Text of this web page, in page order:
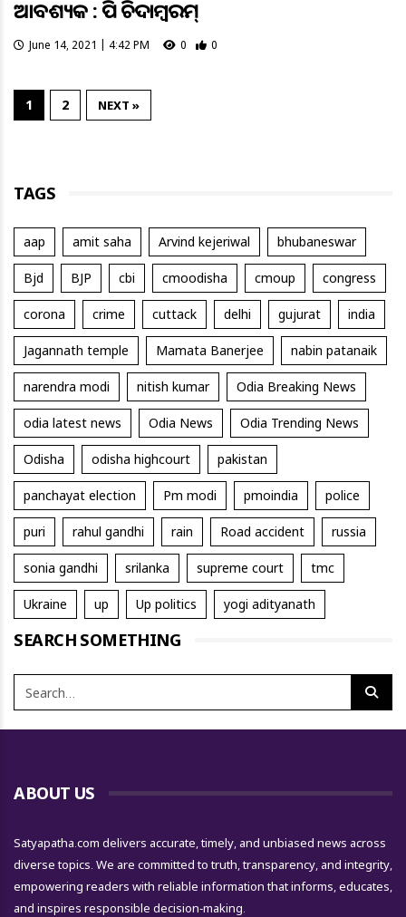
ଆବଶ୍ୟକ : ପି ଚିଦାମ୍ବରମ୍
June 14, 2021 | 4:42 PM 0 0
1 2 NEXT »
TAGS
aap amit saha Arvind kejeriwal bhubaneswar
Bjd BJP cbi cmoodisha cmoup congress
corona crime cuttack delhi gujurat india
Jagannath temple Mamata Banerjee nabin patanaik
narendra modi nitish kumar Odia Breaking News
odia latest news Odia News Odia Trending News
Odisha odisha highcourt pakistan
panchayat election Pm modi pmoindia police
puri rahul gandhi rain Road accident russia
sonia gandhi srilanka supreme court tmc
Ukraine up Up politics yogi adityanath
SEARCH SOMETHING
ABOUT US
Satyapatha.com delivers accurate, timely, and unbiased news across
diverse topics. We are committed to truth, transparency, and integrity,
empowering readers with reliable information that informs, educates,
and inspires responsible decision-making.